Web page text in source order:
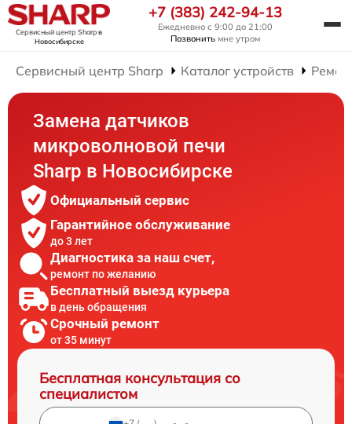
Сервисный центр Sharpв
Новосибирске
+7 (383) 242-94-13
Ежедневно с 9:00 до 21:00
Позвонить мне утром
Сервисный центр Sharp Каталог устройств
Замена датчиков
микроволновой печи
Sharp в Новосибирске
Официальный сервис
Гарантийное обслуживание
до 3 лет
Диагностика за наш счет,
ремонт по желанию
Бесплатный выезд курьера
в день обращения
Срочный ремонт
от 35 минут
Бесплатная консультация со
специалистом